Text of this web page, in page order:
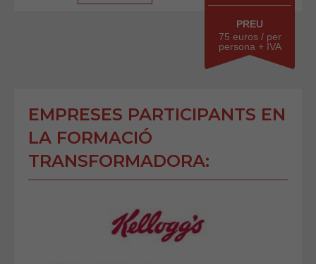
PREU
75 euros / per
persona + IVA
EMPRESES PARTICIPANTS EN
LA FORMACIÓ
TRANSFORMADORA: